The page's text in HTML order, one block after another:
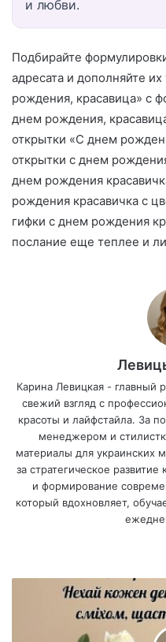
и любви.
Подбирайте
адресата и дополняйте
рождения, красавица» с
днем рождения,
открытки «С днем
открытки с днем
днем рождения
рождения красавичка с
гифки с днем рождения
послание еще теплее и
Карина Левицкая - главный
свежий взгляд с
красоты и лайфстайла. За
менеджером и
материалы для украинских
за стратегическое
и формирование
который вдохновляет,